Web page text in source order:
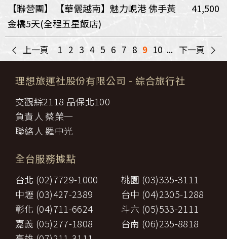
【聯營團】
【華儷越南】魅力峴港 佛手黃
金橋5天(全程五星飯店)
41,500
< 上一頁 1 2 3 4 5 6 7 8 9 10 ... 下一頁 >
理想旅運社股份有限公司 - 綜合旅行社
交觀綜2118 品保北100
負責人 蔡榮一
聯絡人 羅中光
全台服務據點
台北 (02)7729-1000
桃園 (03)335-3111
中壢 (03)427-2389
台中 (04)2305-1288
彰化 (04)711-6624
斗六 (05)533-2111
嘉義 (05)277-1808
台南 (06)235-8818